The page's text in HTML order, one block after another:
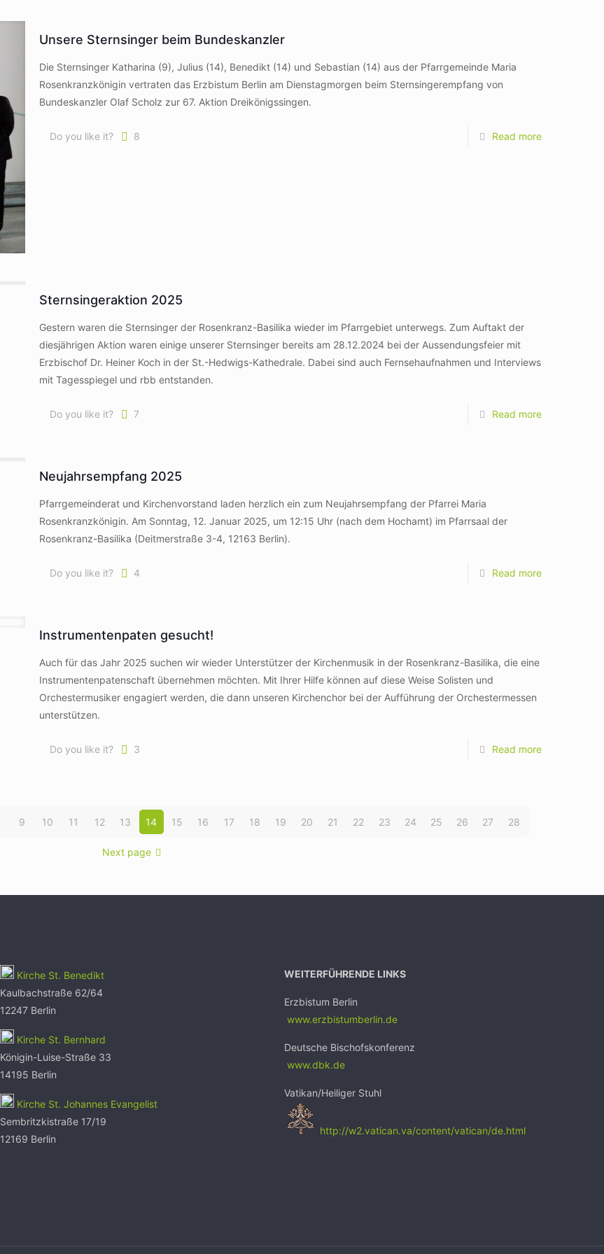
Unsere Sternsinger beim Bundeskanzler
Die Sternsinger Katharina (9), Julius (14), Benedikt (14) und Sebastian (14) aus der Pfarrgemeinde Maria
Rosenkranzkönigin vertraten das Erzbistum Berlin am Dienstagmorgen beim Sternsingerempfang von
Bundeskanzler Olaf Scholz zur 67. Aktion Dreikönigssingen.
Do you like it? 8 Read more
Sternsingeraktion 2025
Gestern waren die Sternsinger der Rosenkranz-Basilika wieder im Pfarrgebiet unterwegs. Zum Auftakt der
diesjährigen Aktion waren einige unserer Sternsinger bereits am 28.12.2024 bei der Aussendungsfeier mit
Erzbischof Dr. Heiner Koch in der St.-Hedwigs-Kathedrale. Dabei sind auch Fernsehaufnahmen und Interviews
mit Tagesspiegel und rbb entstanden.
Do you like it? 7 Read more
Neujahrsempfang 2025
Pfarrgemeinderat und Kirchenvorstand laden herzlich ein zum Neujahrsempfang der Pfarrei Maria
Rosenkranzkönigin. Am Sonntag, 12. Januar 2025, um 12:15 Uhr (nach dem Hochamt) im Pfarrsaal der
Rosenkranz-Basilika (Deitmerstraße 3-4, 12163 Berlin).
Do you like it? 4 Read more
Instrumentenpaten gesucht!
Auch für das Jahr 2025 suchen wir wieder Unterstützer der Kirchenmusik in der Rosenkranz-Basilika, die eine
Instrumentenpatenschaft übernehmen möchten. Mit Ihrer Hilfe können auf diese Weise Solisten und
Orchestermusiker engagiert werden, die dann unseren Kirchenchor bei der Aufführung der Orchestermessen
unterstützen.
Do you like it? 3 Read more
9 10 11 12 13 14 15 16 17 18 19 20 21 22 23 24 25 26 27 28
Next page
Kirche St. Benedikt
Kaulbachstraße 62/64
12247 Berlin
Kirche St. Bernhard
Königin-Luise-Straße 33
14195 Berlin
Kirche St. Johannes Evangelist
Sembritzkistraße 17/19
12169 Berlin
WEITERFÜHRENDE LINKS
Erzbistum Berlin
www.erzbistumberlin.de
Deutsche Bischofskonferenz
www.dbk.de
Vatikan/Heiliger Stuhl
http://w2.vatican.va/content/vatican/de.html